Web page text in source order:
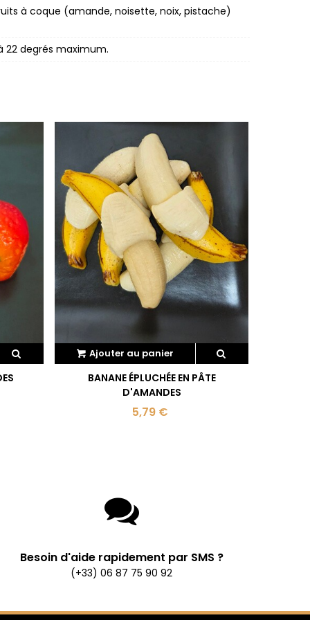
à coque (amande, noisette, noix, pistache)
22 degrés maximum.
Ajouter au panier
BANANE ÉPLUCHÉE EN PÂTE
D'AMANDES
5,79 €
Besoin d'aide rapidement par SMS ?
(+33) 06 87 75 90 92